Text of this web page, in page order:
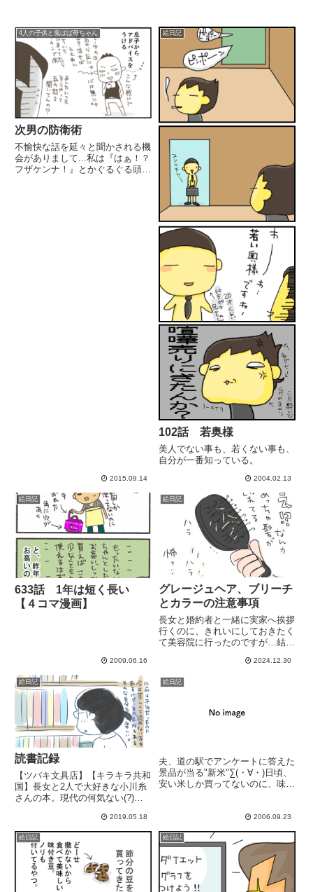
4人の子供と鬼ばば母ちゃん
次男の防衛術
不愉快な話を延々と聞かされる機
会がありまして...私は『はぁ！？
フザケンナ！』とかぐるぐる頭を
2015.09.14
絵日記
102話 若奥様
美人でない事も、若くない事も、
自分が一番知っている。
2004.02.13
絵日記
633話 1年は短く長い
【４コマ漫画】
2009.06.16
絵日記
グレージュヘア、ブリーチ
とカラーの注意事項
長女と婚約者と一緒に実家へ挨拶
行くのに、きれいにしておきたく
て美容院に行ったのですが…結論
れ出しました。ﾋｲｲ😱生え際との
色の差が気になるので、1ヵ月半
から2ヶ月の短期間で何度も染め
2024.12.30
絵日記
読書記録
【ツバキ文具店】【キラキラ共和
国】長女と2人で大好きな小川糸
さんの本。現代の何気ない(?)
にある沢山の事が素敵に表現され
ていて。身近にあるたくさんの幸
せ、角度を変えてみると見えてく
る景色。ハラハラドキドキする
場...
2019.05.18
絵日記
夫、道の駅でアンケートに答えた
景品が当る"新米"∑(・∀・)日頃、
安い米しか買ってないのに、味を
カセット行方不明。家中大捜索
(掃除見つからない........一週間ゲ
ーム禁止令発...
2006.09.23
絵日記 絵日記